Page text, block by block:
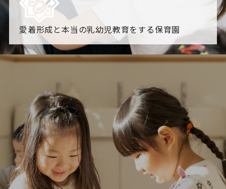
愛着形成と本当の乳幼児教育をする保育園
園からのお知らせ
「すくすく子育て」でリトルスター保育園が紹介されま
各園のブログ
2026.08.06 赤しそジュース作り～にじ組～2026.08.0
5 【そら組】誕生会
一覧を見る